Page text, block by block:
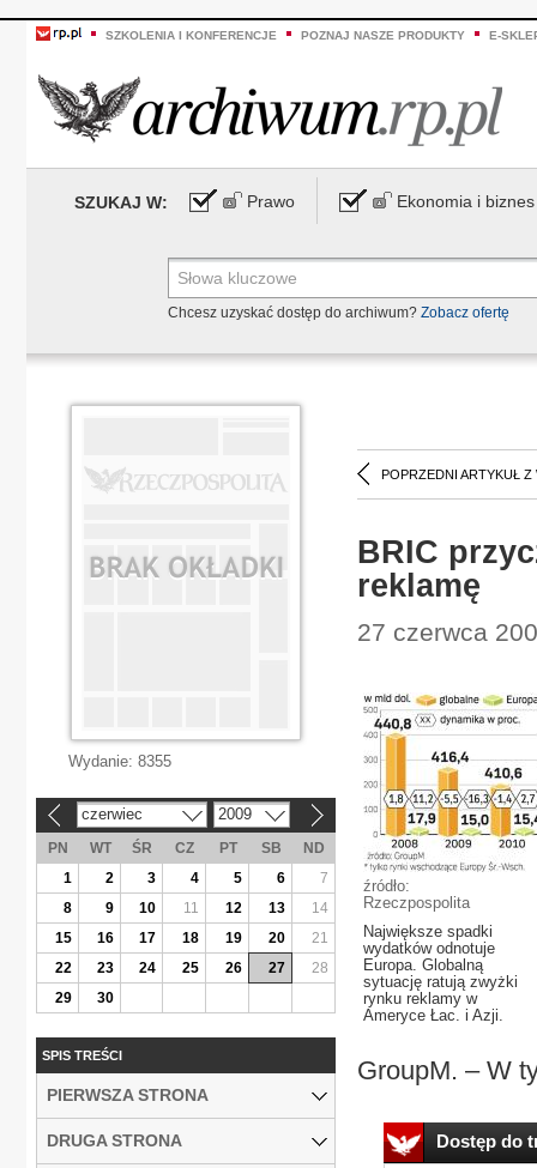
SZKOLENIA I KONFERENCJE POZNAJ NASZE PRODUKTY E-
SZUKAJ W: Prawo Ekonomia i biznes
Chcesz uzyskać dostęp do archiwum? Zobacz ofertę
POPRZEDNI ARTYKUŁ Z
BRIC
reklamę
27 czerwca
źródło:
Rzeczpospolita
Największe spadki
wydatków odnotuje
Europa. Globalną
sytuację ratują zwyżki
rynku reklamy w
Ameryce Łac. i Azji.
GroupM. – W
Dostęp do
Wydanie: 8355
czerwiec 2009
PN WT ŚR CZ PT SB
ND
1
2 3 4 5 6
7
8
9 10 11 12 13
14
15
16 17 18 19 20
21
22
23 24 25 26 27
28
29
30
SPIS TREŚCI
PIERWSZA STRONA
DRUGA STRONA